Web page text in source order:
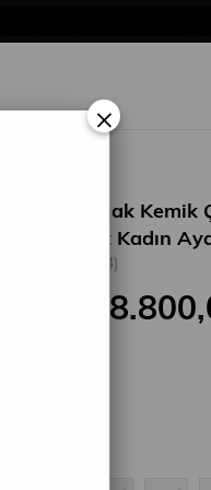
Baş Parmak Kemik
Comfort Kadın
(11Z7Y.000004)
×